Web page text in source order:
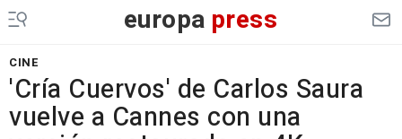
europa press
CINE
'Cría Cuervos' de Carlos Saura
vuelve a Cannes con una